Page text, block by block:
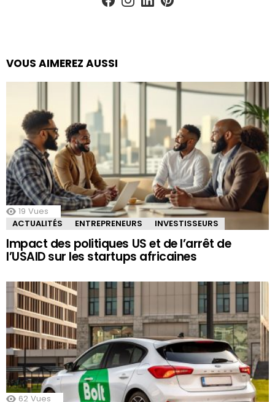
VOUS AIMEREZ AUSSI
19 Vues
ACTUALITÉS
ENTREPRENEURS INVESTISSEURS
Impact des politiques US et de l’arrêt de
l’USAID sur les startups africaines
62 Vues